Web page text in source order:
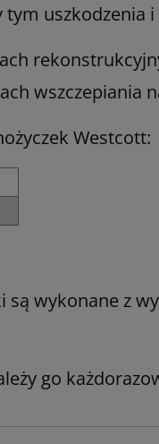
uszkodzenia
wszczepiania
Westcott:
są wykonane z
go